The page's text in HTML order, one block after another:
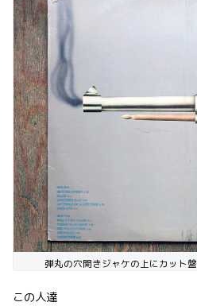
弾丸の穴開きジャケの上にカット
この人達